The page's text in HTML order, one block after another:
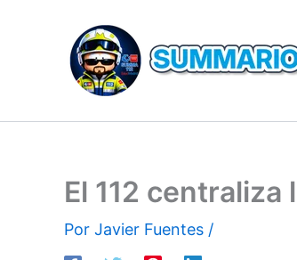
contenido
El 112
Por Javier Fuentes /